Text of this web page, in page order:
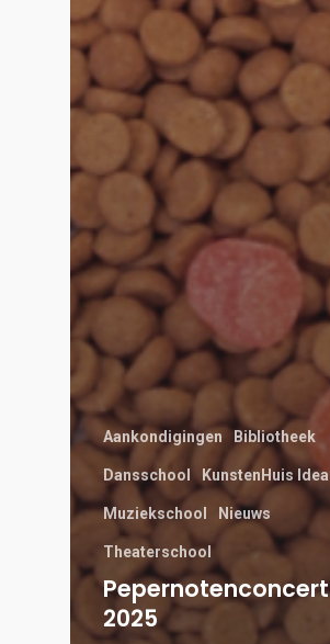
Aankondigingen Bibliotheek
Dansschool KunstenHuis Idea
Muziekschool Nieuws
Theaterschool
Pepernotenconcert
2025